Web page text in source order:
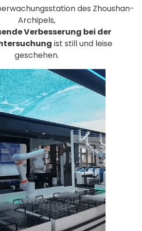
des Zhoushan-
Archipels,
Verbesserung bei der
ist still und leise
geschehen.